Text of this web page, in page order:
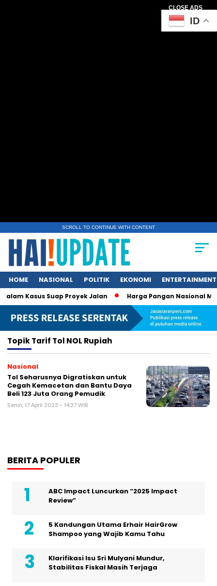
CLOSE ADS
SCROLL TO CONTINUE WITH CONTENT
HOME NASIONAL POLITIK EKONOMI ENTERTAINMENT
Kasus Suap Proyek Jalan Harga Pangan Nasional
TopikTarif Tol NOL Rupiah
Nasional
Tol Seharusnya Digratiskan untuk
Cegah Kemacetan dan Bantu Daya
Beli 123 Juta Orang Pemudik
Senin, 17 April 2023 - 14:37 WIB
BERITA POPULER
ABC Impact Luncurkan “2025 Impact
Review”
5 Kandungan Utama Erhair HairGrow
Shampoo yang Wajib Kamu Tahu
Klarifikasi Isu Sri Mulyani Mundur,
Stabilitas Fiskal Masih Terjaga
ID